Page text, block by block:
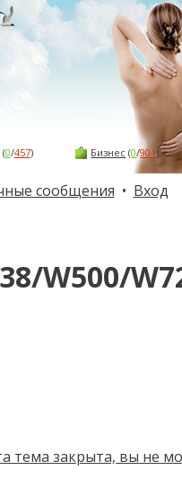
(0/457) Бизнес (0/901)
сообщения • Вход
W500/